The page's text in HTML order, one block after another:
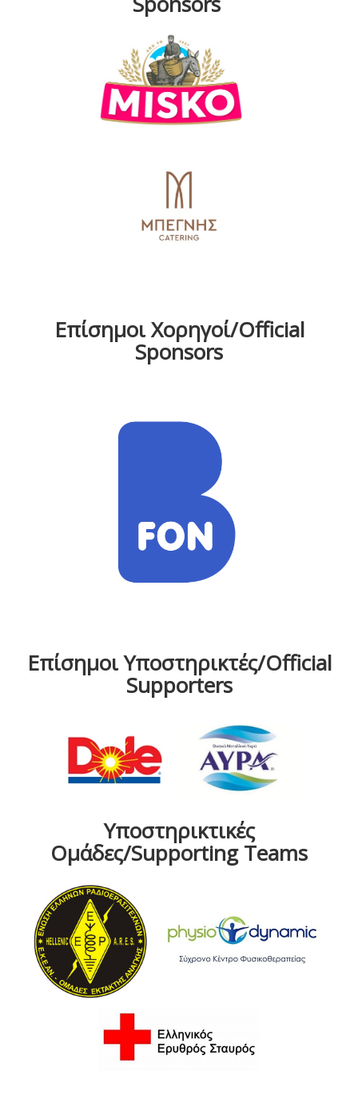
Επίσημοι Χορηγοί/Official
Sponsors
Επίσημοι Υποστηρικτές/Official
Supporters
Υποστηρικτικές
Ομάδες/Supporting Teams